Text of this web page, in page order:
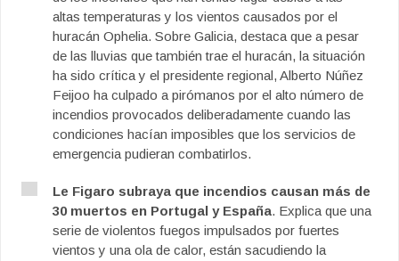
altas temperaturas y los vientos causados por el
huracán Ophelia. Sobre Galicia, destaca que a pesar
de las lluvias que también trae el huracán, la situación
ha sido crítica y el presidente regional, Alberto Núñez
Feijoo ha culpado a pirómanos por el alto número de
incendios provocados deliberadamente cuando las
condiciones hacían imposibles que los servicios de
emergencia pudieran combatirlos.
Le Figaro subraya que incendios causan más de
30 muertos en Portugal y España. Explica que una
serie de violentos fuegos impulsados por fuertes
vientos y una ola de calor, están sacudiendo la